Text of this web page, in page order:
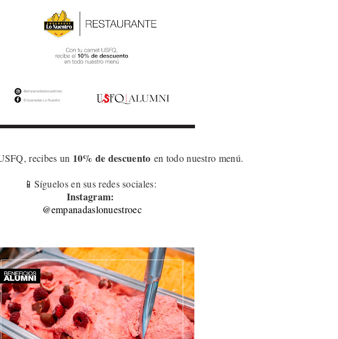
recibes un 10% de descuento en todo nuestro menú.
📱Síguelos en sus redes sociales:
Instagram:
@empanadaslonuestroec